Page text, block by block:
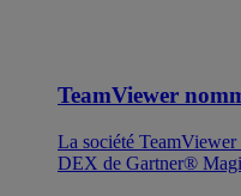
TeamViewer
La société TeamViewer
DEX de Gartner®